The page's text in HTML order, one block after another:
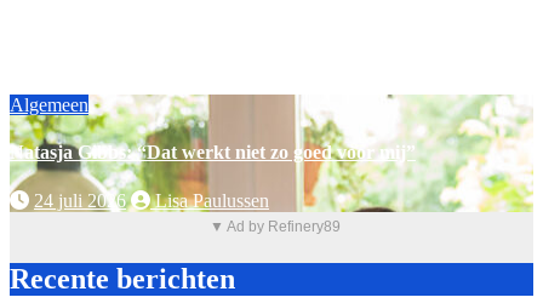
Algemeen
Natasja Gibbs: “Dat werkt niet zo goed voor mij”
24 juli 2026 Lisa Paulussen
▼ Ad by Refinery89
Recente berichten